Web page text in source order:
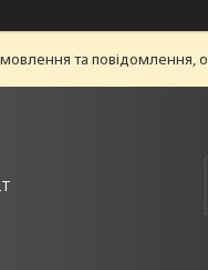
та повідомлення,